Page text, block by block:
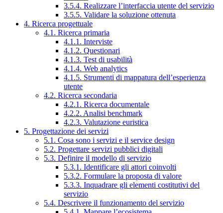
3.5.4. Realizzare l’interfaccia utente del servizio
3.5.5. Validare la soluzione ottenuta
4. Ricerca progettuale
4.1. Ricerca primaria
4.1.1. Interviste
4.1.2. Questionari
4.1.3. Test di usabilità
4.1.4. Web analytics
4.1.5. Strumenti di mappatura dell’esperienza
utente
4.2. Ricerca secondaria
4.2.1. Ricerca documentale
4.2.2. Analisi benchmark
4.2.3. Valutazione euristica
5. Progettazione dei servizi
5.1. Cosa sono i servizi e il service design
5.2. Progettare servizi pubblici digitali
5.3. Definire il modello di servizio
5.3.1. Identificare gli attori coinvolti
5.3.2. Formulare la proposta di valore
5.3.3. Inquadrare gli elementi costitutivi del
servizio
5.4. Descrivere il funzionamento del servizio